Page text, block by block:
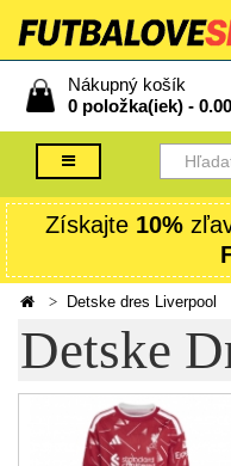
Nákupný košík
0 položka(iek) -
Získajte 10%
Detske dres Liverpool
Detske